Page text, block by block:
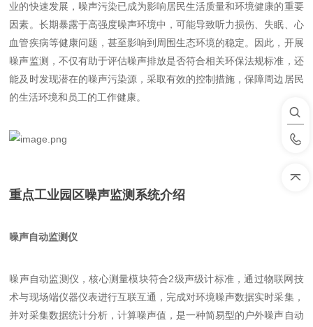
业的快速发展，噪声污染已成为影响居民生活质量和环境健康的重要
因素。长期暴露于高强度噪声环境中，可能导致听力损伤、失眠、心
血管疾病等健康问题，甚至影响到周围生态环境的稳定。因此，开展
噪声监测，不仅有助于评估噪声排放是否符合相关环保法规标准，还
能及时发现潜在的噪声污染源，采取有效的控制措施，保障周边居民
的生活环境和员工的工作健康。
重点工业园区噪声监测系统介绍
噪声自动监测仪
噪声自动监测仪，核心测量模块符合2级声级计标准，通过物联网技
术与现场端仪器仪表进行互联互通，完成对环境噪声数据实时采集，
并对采集数据统计分析，计算噪声值，是一种简易型的户外噪声自动